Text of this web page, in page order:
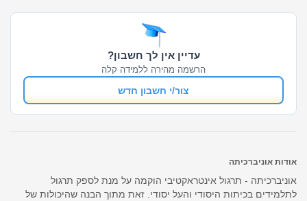
עדיין אין לך חשבון?
הרשמה מהירה ללמידה קלה
צור/י חשבון חדש
אודות אוניברכיתה
אוניברכיתה - תרגול אינטראקטיבי הוקמה על מנת לספק תרגול
לתלמידים בכיתות היסודי והעל יסודי. זאת מתוך הבנה שהיכולות של